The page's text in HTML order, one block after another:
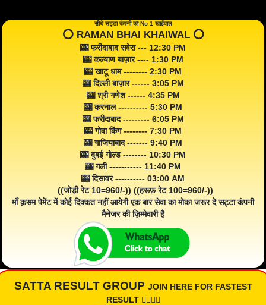
सीधे सट्टा कंपनी का No 1 खाईवाल
⭕️ RAMAN BHAI KHAIWAL ⭕️
🎰 फरीदाबाद सवेरा --- 12:30 PM
🎰 कल्याण बाज़ार ---- 1:30 PM
🎰 खाटू धाम -------- 2:30 PM
🎰 दिल्ली बाज़ार ------ 3:05 PM
🎰 श्री गणेश ------ 4:35 PM
🎰 करनाल ---------- 5:30 PM
🎰 फरीदाबाद --------- 6:05 PM
🎰 गोवा किंग -------- 7:30 PM
🎰 गाजियाबाद ------- 9:40 PM
🎰 दुबई गोल्ड -------- 10:30 PM
🎰 गली ----------- 11:40 PM
🎰 दिसावर ---------- 03:00 AM
((जोड़ी रेट 10=960/-)) ((हरूफ़ रेट 100=960/-))
माँ क़सम पेमेंट में कोई दिक्कत नहीं आयेगी एक बार सेवा का मोका जरूर दे सट्टा कंपनी
मैनेजर की ज़िम्मेवारी है
SATTA RESULT GROUP JOIN HERE FOR FASTEST
RESULT 👇🏾👇🏾